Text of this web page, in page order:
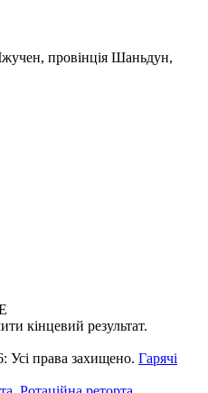
провінція Шаньдун,
кінцевий результат.
Усі права захищено. Гарячі